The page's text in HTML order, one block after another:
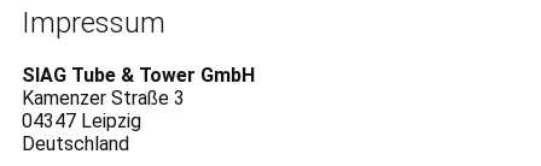
Impressum
SIAG Tube & Tower GmbH
Kamenzer Straße 3
04347 Leipzig
Deutschland